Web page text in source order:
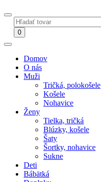
0
Domov
O nás
Muži
Tričká, polokošele
Košele
Nohavice
Ženy
Tielka, tričká
Blúzky, košele
Šaty
Šortky, nohavice
Sukne
Deti
Bábätká